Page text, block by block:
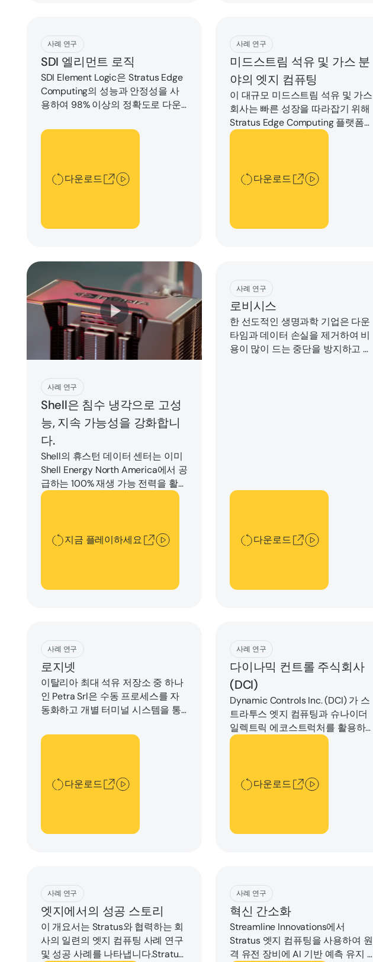
사례 연구
SDI 엘리먼트 로직
SDI Element Logic은 Stratus Edge
Computing의 성능과 안정성을 사
용하여 98% 이상의 정확도로 다운
객 SLA를 능가하는 창고 관리 솔루
읽어보십시오.
다운로드
다운로드
Download 사례 연구
미드스트림 석유 및 가스 분
야의 엣지 컴퓨팅
이 대규모 미드스트림 석유 및 가스
회사는 빠른 성장을 따라잡기 위해
Stratus Edge Computing 플랫폼을
표준화하여 터미널 및 파이프라인
의 워크로드를 줄이고, 자산 라이프
다운로드
다운로드
Download
사례 연구
Shell은 침수 냉각으로 고성
능, 지속 가능성을 강화합니
다.
Shell의 휴스턴 데이터 센터는 이미
Shell Energy North America에서 공
급하는 100% 재생 가능 전력을 활용
하여 에너지 효율성을 고려하여 설
다.Shell의 HPC 팀은 계속해서 전력
사용 효율 (PUE) 비율을 낮추면서 동
지금 플레이하세요
지금 플레이하세요
지금 플레이하세요
사례 연구
로비시스
한 선도적인 생명과학 기업은 다운
타임과 데이터 손실을 제거하여 비
용이 많이 드는 중단을 방지하고 규
다운로드
다운로드
Download
사례 연구
로지넷
이탈리아 최대 석유 저장소 중 하나
인 Petra Srl은 수동 프로세스를 자
동화하고 개별 터미널 시스템을 통
터를 지원하며 운영 가시성을 중앙
Loginet이 어떻게 도움이 되었는지
알아보십시오.
다운로드
다운로드
Download 사례 연구
다이나믹 컨트롤 주식회사
(DCI)
Dynamic Controls Inc. (DCI) 가 스
트라투스 엣지 컴퓨팅과 슈나이더
일렉트릭 에코스트럭처를 활용하여
데이터센터 고객이 운영을 최적화
방법을 알아보십시오.
다운로드
다운로드
Download
사례 연구
엣지에서의 성공 스토리
이 개요서는 Stratus와 협력하는 회
사의 일련의 엣지 컴퓨팅 사례 연구
및 성공 사례를 나타냅니다.Stratus
Download 사례 연구
혁신 간소화
Streamline Innovations에서
Stratus 엣지 컴퓨팅을 사용하여 원
격 유전 장비에 AI 기반 예측 유지 보
Download